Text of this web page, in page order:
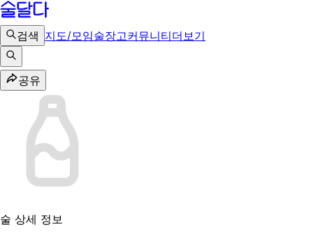
검색 지도/모임술장고커뮤니티더보기
공유
술 상세 정보